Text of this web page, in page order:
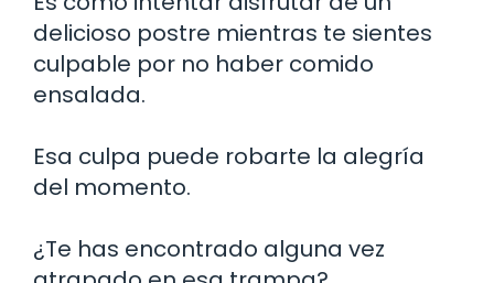
delicioso postre mientras te sientes
culpable por no haber comido
ensalada.
Esa culpa puede robarte la alegría
del momento.
¿Te has encontrado alguna vez